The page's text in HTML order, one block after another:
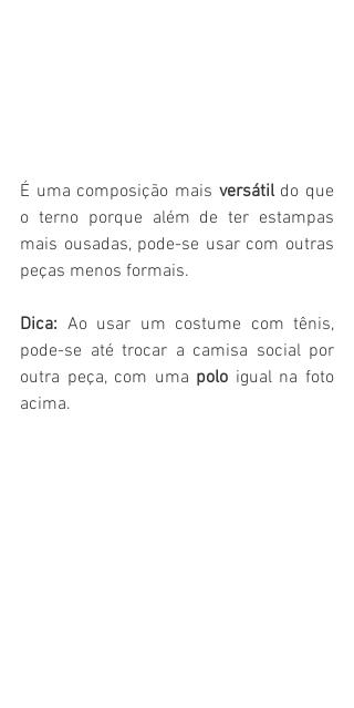
É uma composição mais versátil do que
o terno porque além de ter estampas
mais ousadas, pode-se usar com outras
peças menos formais.
Dica: Ao usar um costume com tênis,
pode-se até trocar a camisa social por
outra peça, com uma polo igual na foto
acima.